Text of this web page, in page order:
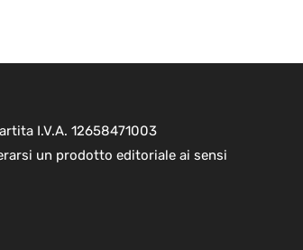
I.V.A. 12658471003
un prodotto editoriale ai sensi